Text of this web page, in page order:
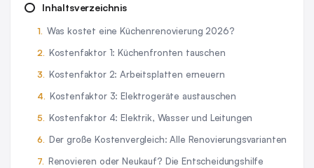
Inhaltsverzeichnis
Was kostet eine Küchenrenovierung 2026?
Kostenfaktor 1: Küchenfronten tauschen
Kostenfaktor 2: Arbeitsplatten erneuern
Kostenfaktor 3: Elektrogeräte austauschen
Kostenfaktor 4: Elektrik, Wasser und Leitungen
Der große Kostenvergleich: Alle Renovierungsvarianten
Renovieren oder Neukauf? Die Entscheidungshilfe